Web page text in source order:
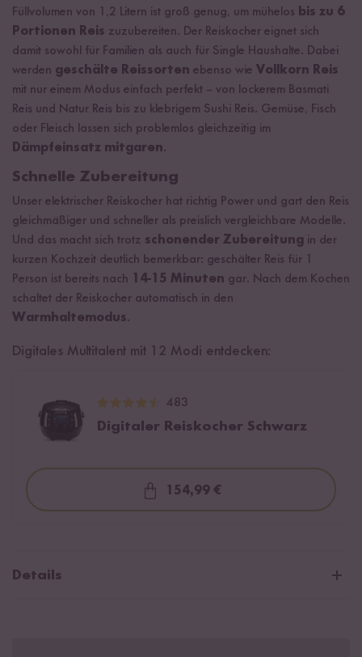
Füllvolumen von 1,2 Litern ist groß genug, um mühelos bis zu 6
Portionen Reis zuzubereiten. Der Reiskocher eignet sich
damit sowohl für Familien als auch für Single Haushalte. Dabei
werden geschälte Reissorten ebenso wie Vollkorn Reis
mit nur einem Modus einfach perfekt – von lockerem Basmati
Reis und Natur Reis bis zu klebrigem Sushi Reis. Gemüse, Fisch
oder Fleisch lassen sich problemlos gleichzeitig im
Dämpfeinsatz mitgaren.
Schnelle Zubereitung
Unser elektrischer Reiskocher hat richtig Power und gart den Reis
gleichmäßiger und schneller als preislich vergleichbare Modelle.
Und das macht sich trotz schonender Zubereitung in der
kurzen Kochzeit deutlich bemerkbar: geschälter Reis für 1
Person ist bereits nach
14-15 Minuten gar. Nach dem Kochen
schaltet der Reiskocher automatisch in den
Warmhaltemodus.
Digitales Multitalent mit 12 Modi entdecken:
483
Digitaler Reiskocher Schwarz
Loading...
154,99 €
Details